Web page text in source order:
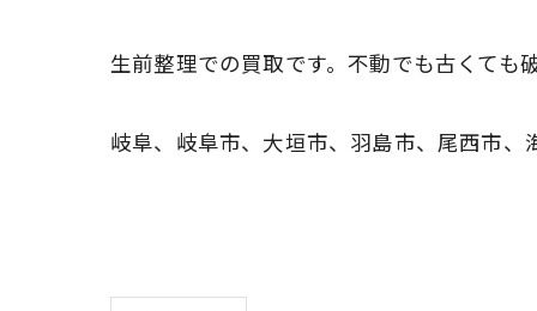
生前整理での買取です。不動でも古くても
岐阜、岐阜市、大垣市、羽島市、尾西市、